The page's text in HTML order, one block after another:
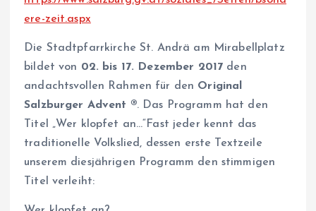
ere-zeit.aspx
Die Stadtpfarrkirche St. Andrä am Mirabellplatz
bildet von 02. bis 17. Dezember 2017 den
andachtsvollen Rahmen für den Original
Salzburger Advent ®. Das Programm hat den
Titel „Wer klopfet an…“Fast jeder kennt das
traditionelle Volkslied, dessen erste Textzeile
unserem diesjährigen Programm den stimmigen
Titel verleiht: